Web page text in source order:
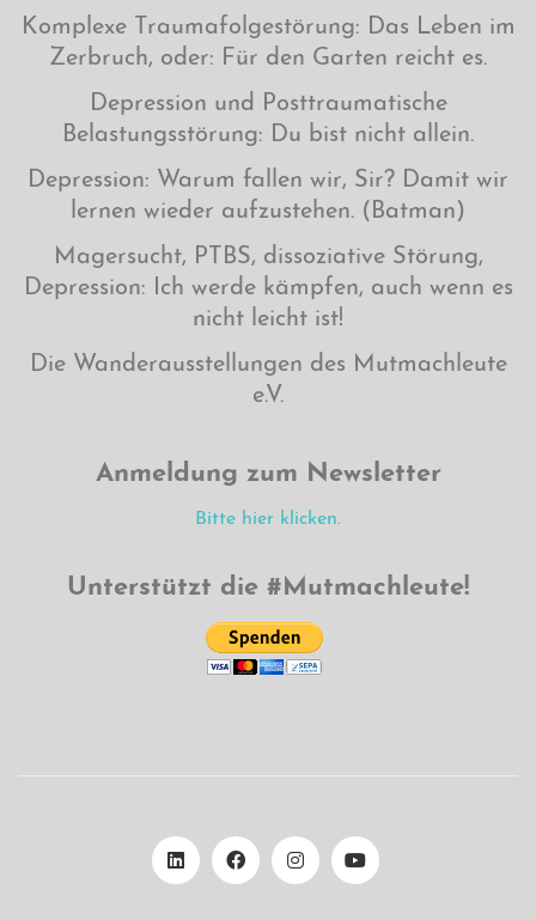
Komplexe Traumafolgestörung: Das Leben im
Zerbruch, oder: Für den Garten reicht es.
Depression und Posttraumatische
Belastungsstörung: Du bist nicht allein.
Depression: Warum fallen wir, Sir? Damit wir
lernen wieder aufzustehen. (Batman)
Magersucht, PTBS, dissoziative Störung,
Depression: Ich werde kämpfen, auch wenn es
nicht leicht ist!
Die Wanderausstellungen des Mutmachleute
e.V.
Anmeldung zum Newsletter
Bitte hier klicken.
Unterstützt die #Mutmachleute!